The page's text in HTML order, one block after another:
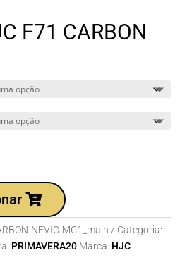
F71 CARBON
NEVIO-MC1_main
Categoria:
PRIMAVERA20 Marca: HJC